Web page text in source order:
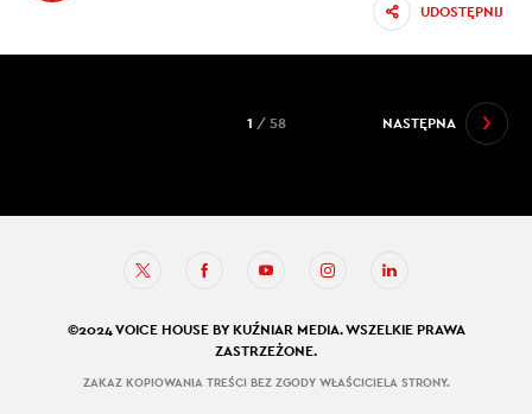
UDOSTĘPNIJ
NASTĘPNA
1 / 58
©2024 VOICE HOUSE BY KUŹNIAR MEDIA. WSZELKIE PRAWA
ZASTRZEŻONE.
ZAKAZ KOPIOWANIA TREŚCI BEZ ZGODY WŁAŚCICIELA STRONY.